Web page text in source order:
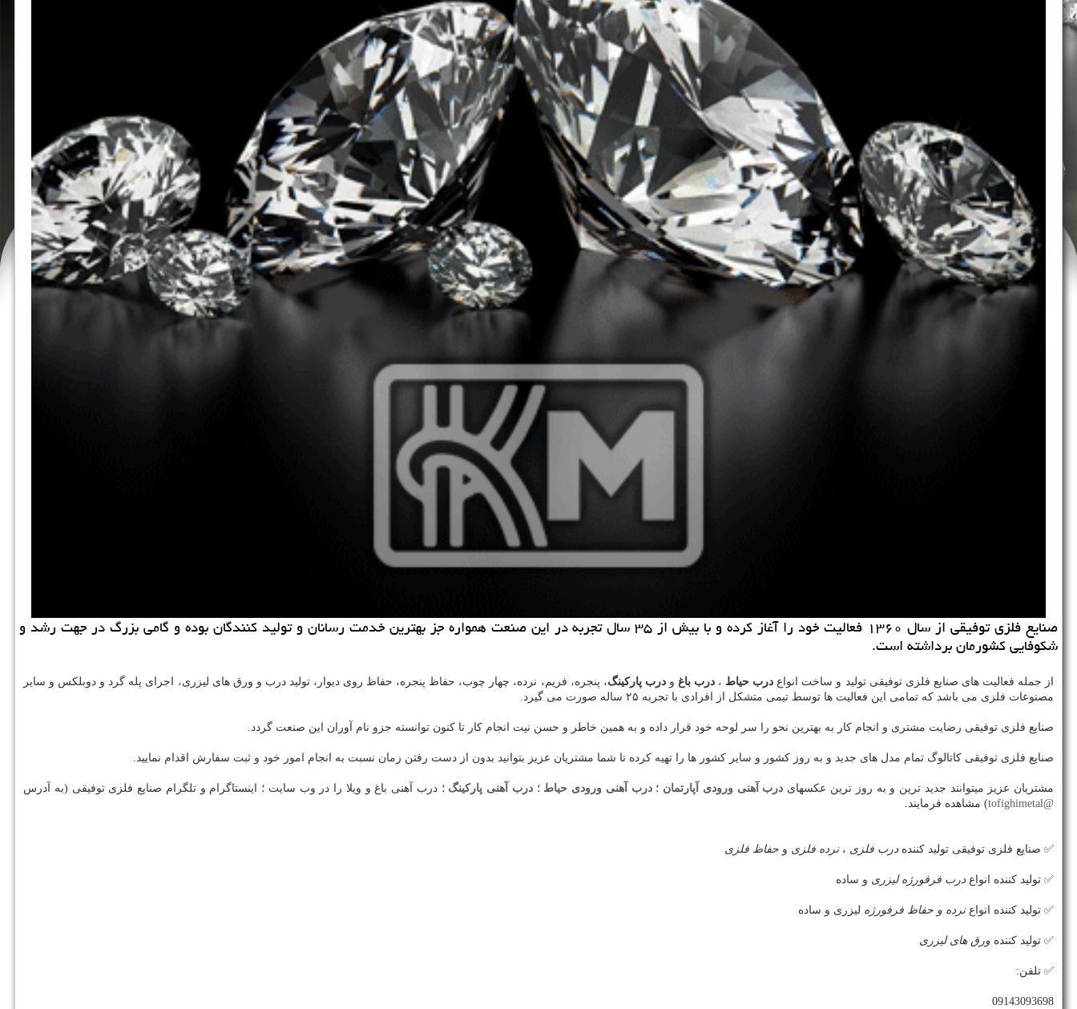
صنایع فلزی توفیقی از سال ۱۳۶۰ فعالیت خود را آغاز كرده و با بیش از ۳۵ سال تجربه در این صنعت همواره جز بهترین خدمت رسانان و تولید كنندگان بوده و گامی بزرگ در جهت رشد و
شكوفایی كشورمان برداشته است.
از جمله فعالیت های صنایع فلزی توفیقی تولید و ساخت انواع درب حیاط ، درب باغ ودرب پارکینگ، پنجره، فریم، نرده، چهار چوب، حفاظ پنجره، حفاظ روی دیوار، تولید درب و ورق های لیزری، اجرای پله گرد و دوبلکس و سایر
مصنوعات فلزی می باشد که تمامی این فعالیت ها توسط تیمی متشکل از افرادی با تجربه ۲۵ ساله صورت می گیرد.
صنایع فلزی توفیقی رضایت مشتری و انجام کار به بهترین نحو را سر لوحه خود قرار داده و به همین خاطر و حسن نیت انجام کار تا کنون توانسته جزو نام آوران این صنعت گردد.
صنایع فلزی توفیقی کاتالوگ تمام مدل های جدید و به روز کشور و سایر کشور ها را تهیه کرده تا شما مشتریان عزیز بتوانید بدون از دست رفتن زمان نسبت به انجام امور خود و ثبت سفارش اقدام نمایید.
مشتریان عزیز میتوانند جدید ترین و به روز ترین عکسهای درب آهنی ورودی آپارتمان ؛درب آهنی ورودی حیاط؛درب آهنی پارکینگ ؛ درب آهنی باغ و ویلا را در وب سایت ؛ اینستاگرام و تلگرام صنایع فلزی توفیقی (به آدرس
@tofighimetal
) مشاهده فرمایند.
✅ صنایع فلزی توفیقی تولید کننده درب فلزی ،نرده فلزی و حفاظ فلزی
✅ تولید کننده انواع درب فرفورژه لیزری و ساده
✅ تولید کننده انواعنرده و حفاظ فرفورژه لیزری و ساده
✅ تولید کننده ورق های لیزری
✅ تلفن:
09143093698